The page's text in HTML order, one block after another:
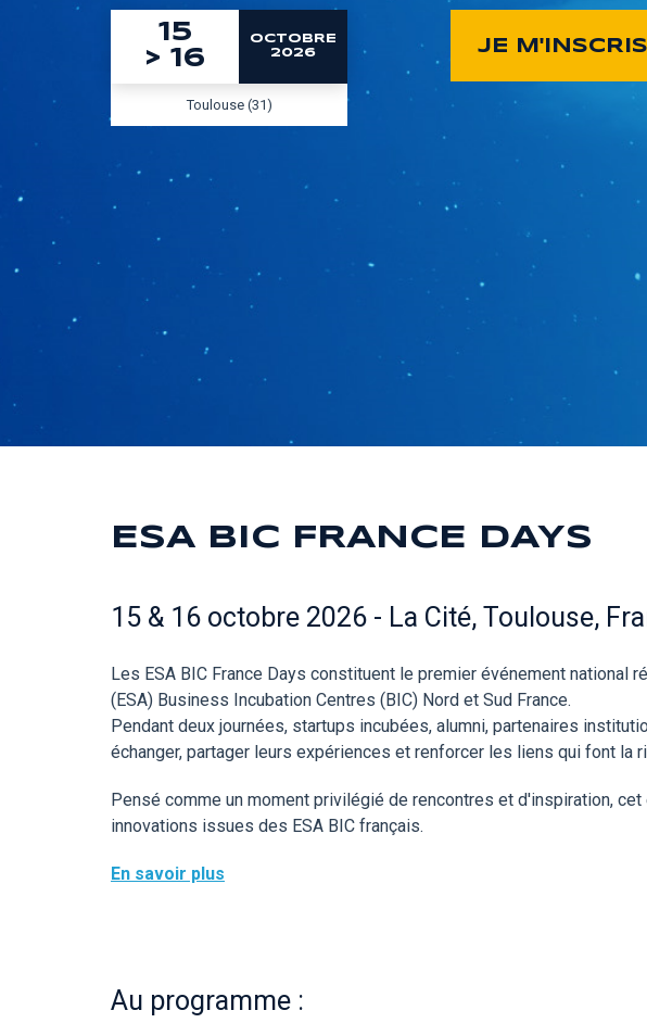
15
> 16
OCTOBRE
2026
Toulouse (31)
JE M'INSCRIS
ESA BIC FRANCE DAYS
15 & 16 octobre 2026 - La Cité, Toulouse,
Les ESA BIC France Days constituent le premier événement
(ESA) Business Incubation Centres (BIC) Nord et Sud France.
Pendant deux journées, startups incubées, alumni, partenaires
échanger, partager leurs expériences et renforcer les liens qui font la
Pensé comme un moment privilégié de rencontres et d'inspiration,
innovations issues des ESA BIC français.
En savoir plus
Au programme :